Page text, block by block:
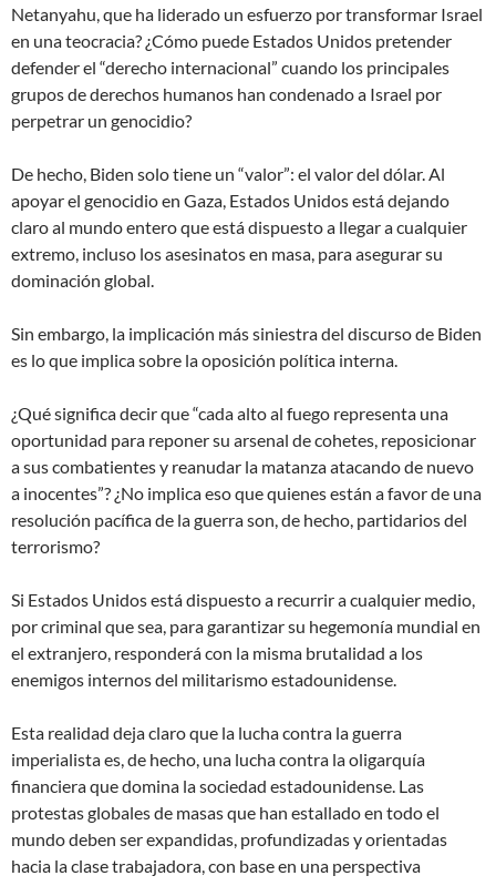
Netanyahu, que ha liderado un esfuerzo por transformar Israel
en una teocracia? ¿Cómo puede Estados Unidos pretender
defender el “derecho internacional” cuando los principales
grupos de derechos humanos han condenado a Israel por
perpetrar un genocidio?
De hecho, Biden solo tiene un “valor”: el valor del dólar. Al
apoyar el genocidio en Gaza, Estados Unidos está dejando
claro al mundo entero que está dispuesto a llegar a cualquier
extremo, incluso los asesinatos en masa, para asegurar su
dominación global.
Sin embargo, la implicación más siniestra del discurso de Biden
es lo que implica sobre la oposición política interna.
¿Qué significa decir que “cada alto al fuego representa una
oportunidad para reponer su arsenal de cohetes, reposicionar
a sus combatientes y reanudar la matanza atacando de nuevo
a inocentes”? ¿No implica eso que quienes están a favor de una
resolución pacífica de la guerra son, de hecho, partidarios del
terrorismo?
Si Estados Unidos está dispuesto a recurrir a cualquier medio,
por criminal que sea, para garantizar su hegemonía mundial en
el extranjero, responderá con la misma brutalidad a los
enemigos internos del militarismo estadounidense.
Esta realidad deja claro que la lucha contra la guerra
imperialista es, de hecho, una lucha contra la oligarquía
financiera que domina la sociedad estadounidense. Las
protestas globales de masas que han estallado en todo el
mundo deben ser expandidas, profundizadas y orientadas
hacia la clase trabajadora, con base en una perspectiva